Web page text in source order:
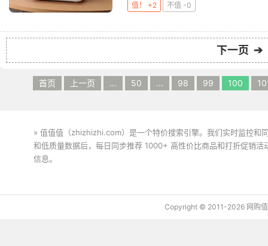
值！ +2
不值 -0
下一页 ➔
首页 上一页 ... 50 ... 98 99 100
» 值值值（zhizhizhi.com）是一个特价搜索引擎。我们实时监控和
和低质量数据后，每日同步推荐 1000+ 高性价比商品和打折促销
信息。
Copyright © 2011-2026 网购